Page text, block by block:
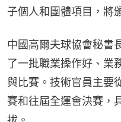
子個人和團體項目，將
中國高爾夫球協會秘書
了一批職業操作好、業
與比賽。技術官員主要
賽和往屆全運會決賽，